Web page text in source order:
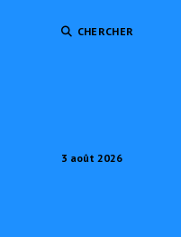
CHERCHER
3 août 2026